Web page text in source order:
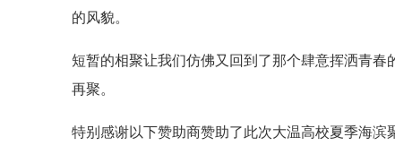
的风貌。
短暂的相聚让我们仿佛又回到了那个肆意挥洒青
再聚。
特别感谢以下赞助商赞助了此次大温高校夏季海滨